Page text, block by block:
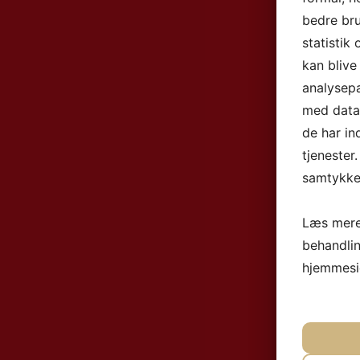
bedre
statistik
kan
med
de har
Læs